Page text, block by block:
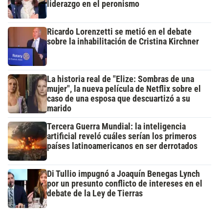
liderazgo en el peronismo
Ricardo Lorenzetti se metió en el debate
sobre la inhabilitación de Cristina Kirchner
La historia real de "Elize: Sombras de una
mujer", la nueva película de Netflix sobre el
caso de una esposa que descuartizó a su
marido
Tercera Guerra Mundial: la inteligencia
artificial reveló cuáles serían los primeros
países latinoamericanos en ser derrotados
Di Tullio impugnó a Joaquín Benegas Lynch
por un presunto conflicto de intereses en el
debate de la Ley de Tierras